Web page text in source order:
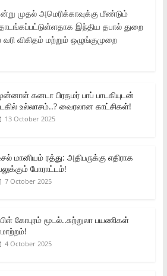
முதல் அமெரிக்காவுக்கு மீண்டும்
இந்திய தபால் துறை
வரி விகிதம் மற்றும் ஒழுங்குமுறை
கனடா பிரதமர் பாப் பாடகியுடன்
உல்லாசம்..? வைரலான காட்சிகள்!
13 October 2025
மானியம் ரத்து: அதிபருக்கு எதிராக
போராட்டம்!
7 October 2025
கோபுரம் மூடல்..சுற்றுலா பயணிகள்
4 October 2025